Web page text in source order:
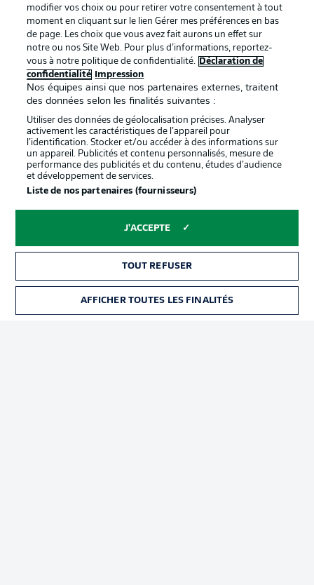
Proposé par
services
Mentions Légales Gérer mes préférences
Diffuseurs
Travaux Contact
modifier vos choix ou pour retirer votre consentement à tout
moment en cliquant sur le lien Gérer mes préférences en bas
de page. Les choix que vous avez fait aurons un effet sur
notre ou nos Site Web. Pour plus d’informations, reportez-
vous à notre politique de confidentialité.
Déclaration de
confidentialité
Impression
Nos équipes ainsi que nos partenaires externes, traitent
des données selon les finalités suivantes :
Utiliser des données de géolocalisation précises. Analyser
activement les caractéristiques de l’appareil pour
l’identification. Stocker et/ou accéder à des informations sur
un appareil. Publicités et contenu personnalisés, mesure de
performance des publicités et du contenu, études d’audience
et développement de services.
Liste de nos partenaires (fournisseurs)
J'ACCEPTE
TOUT REFUSER
AFFICHER TOUTES LES FINALITÉS